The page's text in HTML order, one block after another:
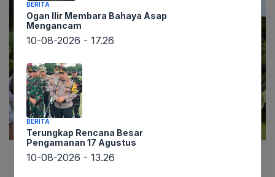
BERITA
Ogan Ilir Membara Bahaya Asap
Mengancam
10-08-2026 - 17.26
BERITA
Terungkap Rencana Besar
Pengamanan 17 Agustus
10-08-2026 - 13.26